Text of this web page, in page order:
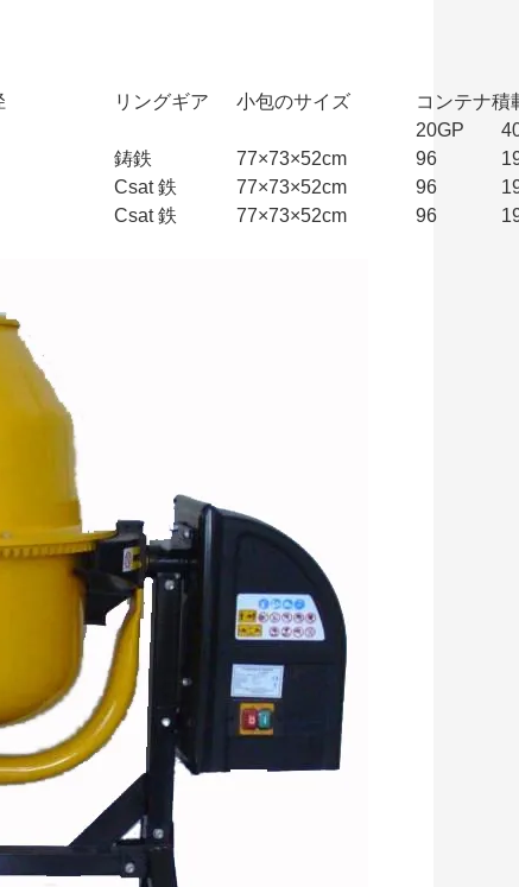
リングギア 小包のサイズ
コンテナ積
20GP
鋳鉄 77×73×52cm 96
Csat 鉄 77×73×52cm 96
Csat 鉄 77×73×52cm 96